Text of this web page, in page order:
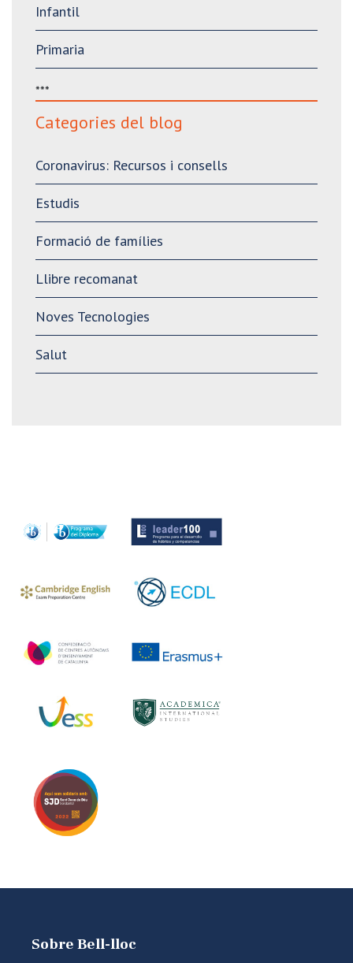
Infantil
Primaria
***
Categories del blog
Coronavirus: Recursos i consells
Estudis
Formació de famílies
Llibre recomanat
Noves Tecnologies
Salut
Sobre Bell-lloc